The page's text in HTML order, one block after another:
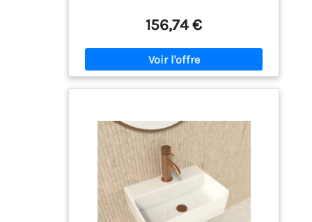
simple vasque s'avère robuste et facile
d'entretenir pour l'utilisation quotidienne.
【Muni d'une vasque intégrée】Fonctionnel,
le meuble vasque sur pied dispose d'une
vasque en céramique avec trous pour la
robinetterie. Le plan-vasque s'étend
【Charnières « soft-close »】
Méticuleusement conçu, notre meuble de
salle de bain sur pied est pourvu de
charnières soignées pour une fermeture
douce et silencieuse, même en cas de
claquement. 【Organisation efficace avec
placard】61 cm L × 43,5 cm l × 84 cm H, notre
meuble vasque salle de bain s'ajuste bien à
156,74 €